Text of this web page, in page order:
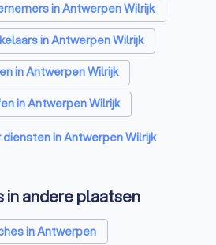
in Antwerpen Wilrijk
in Antwerpen Wilrijk
in Antwerpen Wilrijk
in Antwerpen Wilrijk
in Antwerpen Wilrijk
in Antwerpen Wilrijk
in Antwerpen Wilrijk
in Antwerpen Wilrijk
in andere plaatsen
in Antwerpen